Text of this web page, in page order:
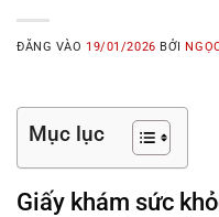
ĐĂNG VÀO 19/01/2026 BỞI
Mục lục
Giấy khám sức